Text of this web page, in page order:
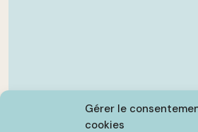
Gérer le
cookies